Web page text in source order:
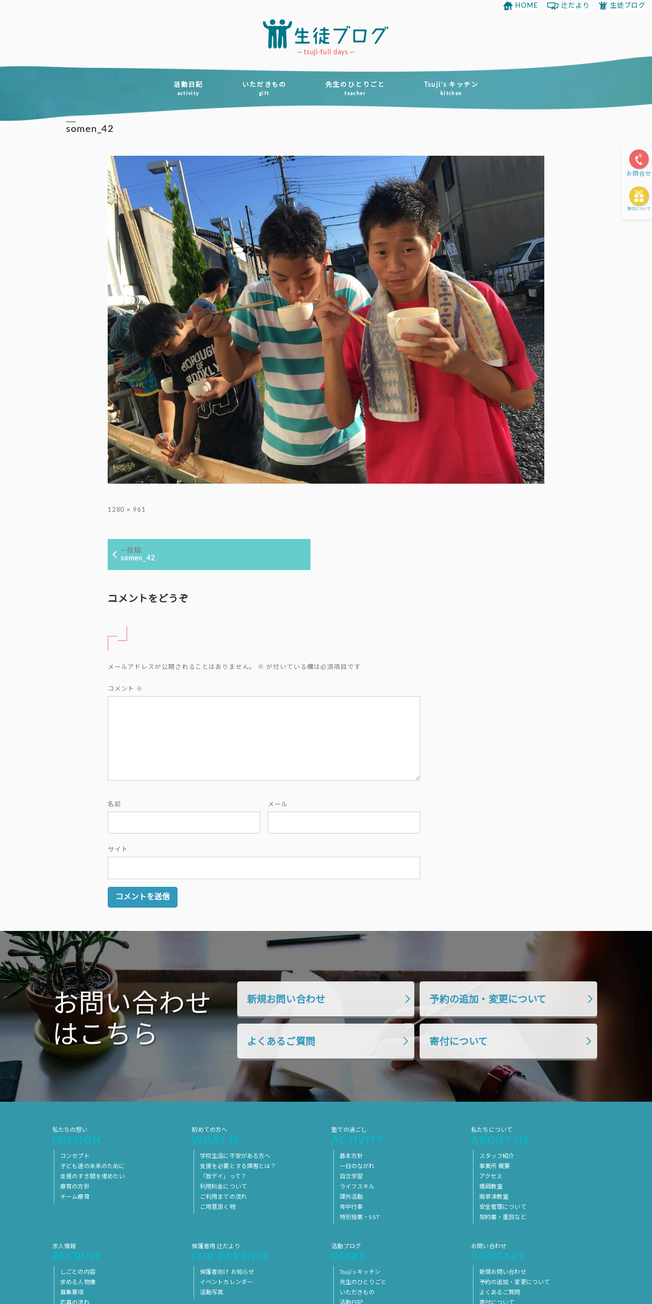
ツ
tsuji-full days
活動日記
activity
いただきもの
gift
先生のひとりごと
teacher
Tsuji’s キッチン
kitchen
HOME 辻だより 生徒ブログ
お問合せ
寄付について
somen_42
フ
ズ
1280 × 961
投稿:
somen_42
コメントをどうぞ
メールアドレスが公開されることはありません。 ※ が付いている欄は必須項目です
コメント ※
名前 メール
サイト
お問い合わせ
はこちら
新規お問い合わせ 予約の追加・変更について
よくあるご質問 寄付について
私たちの想い
MISSION
コンセプト
子ども達の未来のために
支援のすき間を埋めたい
療育の方針
チーム療育
初めての方へ
WHAT IS
学校生活に不安がある方へ
支援を必要とする障害とは？
「放デイ」って？
利用料金について
ご利用までの流れ
ご用意頂く物
塾での過ごし
ACTIVITY
基本方針
一日のながれ
自立学習
ライフスキル
課外活動
年中行事
特別授業・SST
私たちについて
ABOUT US
スタッフ紹介
事業所 概要
アクセス
橋岡教室
南草津教室
安全管理について
契約書・重説など
求人情報
RECRUIT
しごとの内容
求める人物像
募集要項
応募の流れ
保護者用 辻だより
FOR PARENTS
保護者向け お知らせ
イベントカレンダー
活動写真
活動ブログ
DIARY
Tsuji’s キッチン
先生のひとりごと
いただきもの
活動日記
お問い合わせ
CONTACT
新規お問い合わせ
予約の追加・変更について
よくあるご質問
寄付について